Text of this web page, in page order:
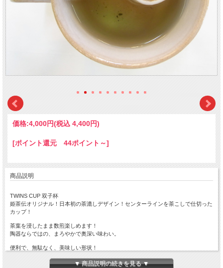
価格:4,000円(税込 4,400円)
[ポイント還元 44ポイント～]
商品説明
TWINS CUP 双子杯
姫茶伝オリジナル！日本初の茶漉しデザイン！センターラインを茶こしで仕切った
カップ！
茶葉を浸したまま数煎楽しめます！
陶器ならではの、まろやかで奥深い味わい。
便利で、無駄なく、美味しい形状！
左右どちらからでも飲める。洗茶も簡単。
無駄な急須（茶こし）要らずで、茶葉も節約できる設計。
▼ 商品説明の続きを見る ▼